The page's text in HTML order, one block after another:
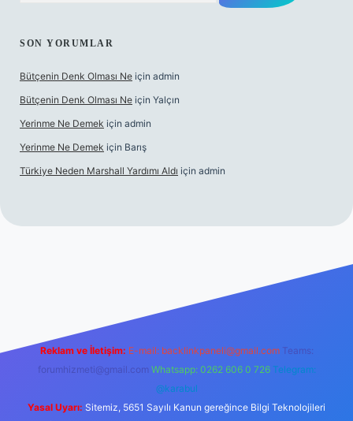
SON YORUMLAR
Bütçenin Denk Olması Ne için admin
Bütçenin Denk Olması Ne için Yalçın
Yerinme Ne Demek için admin
Yerinme Ne Demek için Barış
Türkiye Neden Marshall Yardımı Aldı için admin
hiltonbet yeni giriş
Reklam ve İletişim: E-mail: backlinkpaneli@gmail.com Teams:
forumhizmeti@gmail.com Whatsapp: 0262 606 0 726 Telegram:
@karabul
Yasal Uyarı: Sitemiz, 5651 Sayılı Kanun gereğince Bilgi Teknolojileri